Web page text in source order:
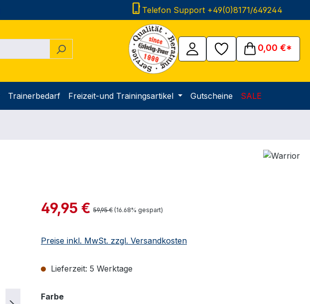
phone_iphone Telefon Support +49(0)8171/649244
0,00 €*
Trainerbedarf Freizeit-und Trainingsartikel Gutscheine SALE
Verkaufspreis:
49,95 € Regulärer Preis:
59,95 € (16.68% gespart)
Preise inkl. MwSt. zzgl. Versandkosten
Lieferzeit: 5 Werktage
Farbeauswählen